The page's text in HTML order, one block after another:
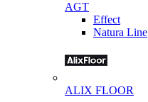
AGT
Effect
Natura Line
ALIX FLOOR